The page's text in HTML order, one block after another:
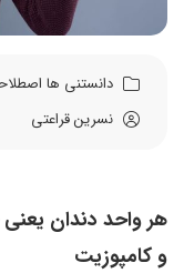
دانستنی ها
نسرین قراعتی
هر واحد دندان
و کامپوزیت